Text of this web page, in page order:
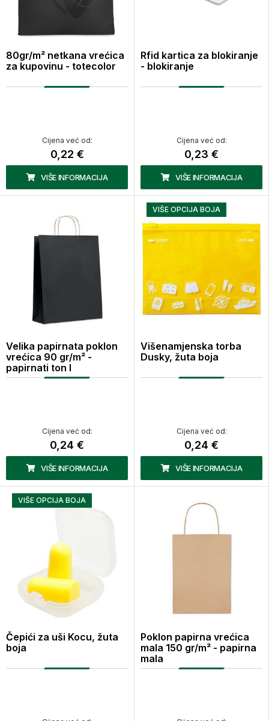
80gr/m² netkana vrećica
za kupovinu - totecolor
Cijena već od:
0,22 €
VIŠE INFORMACIJA
Rfid kartica za blokiranje
- blokiranje
Cijena već od:
0,23 €
VIŠE INFORMACIJA
Velika papirnata poklon
vrećica 90 gr/m² -
papirnati ton l
Cijena već od:
0,24 €
VIŠE INFORMACIJA
VIŠE OPCIJA BOJA
Višenamjenska torba
Dusky, žuta boja
Cijena već od:
0,24 €
VIŠE INFORMACIJA
VIŠE OPCIJA BOJA
Čepići za uši Kocu, žuta
boja
Poklon papirna vrećica
mala 150 gr/m² - papirna
mala